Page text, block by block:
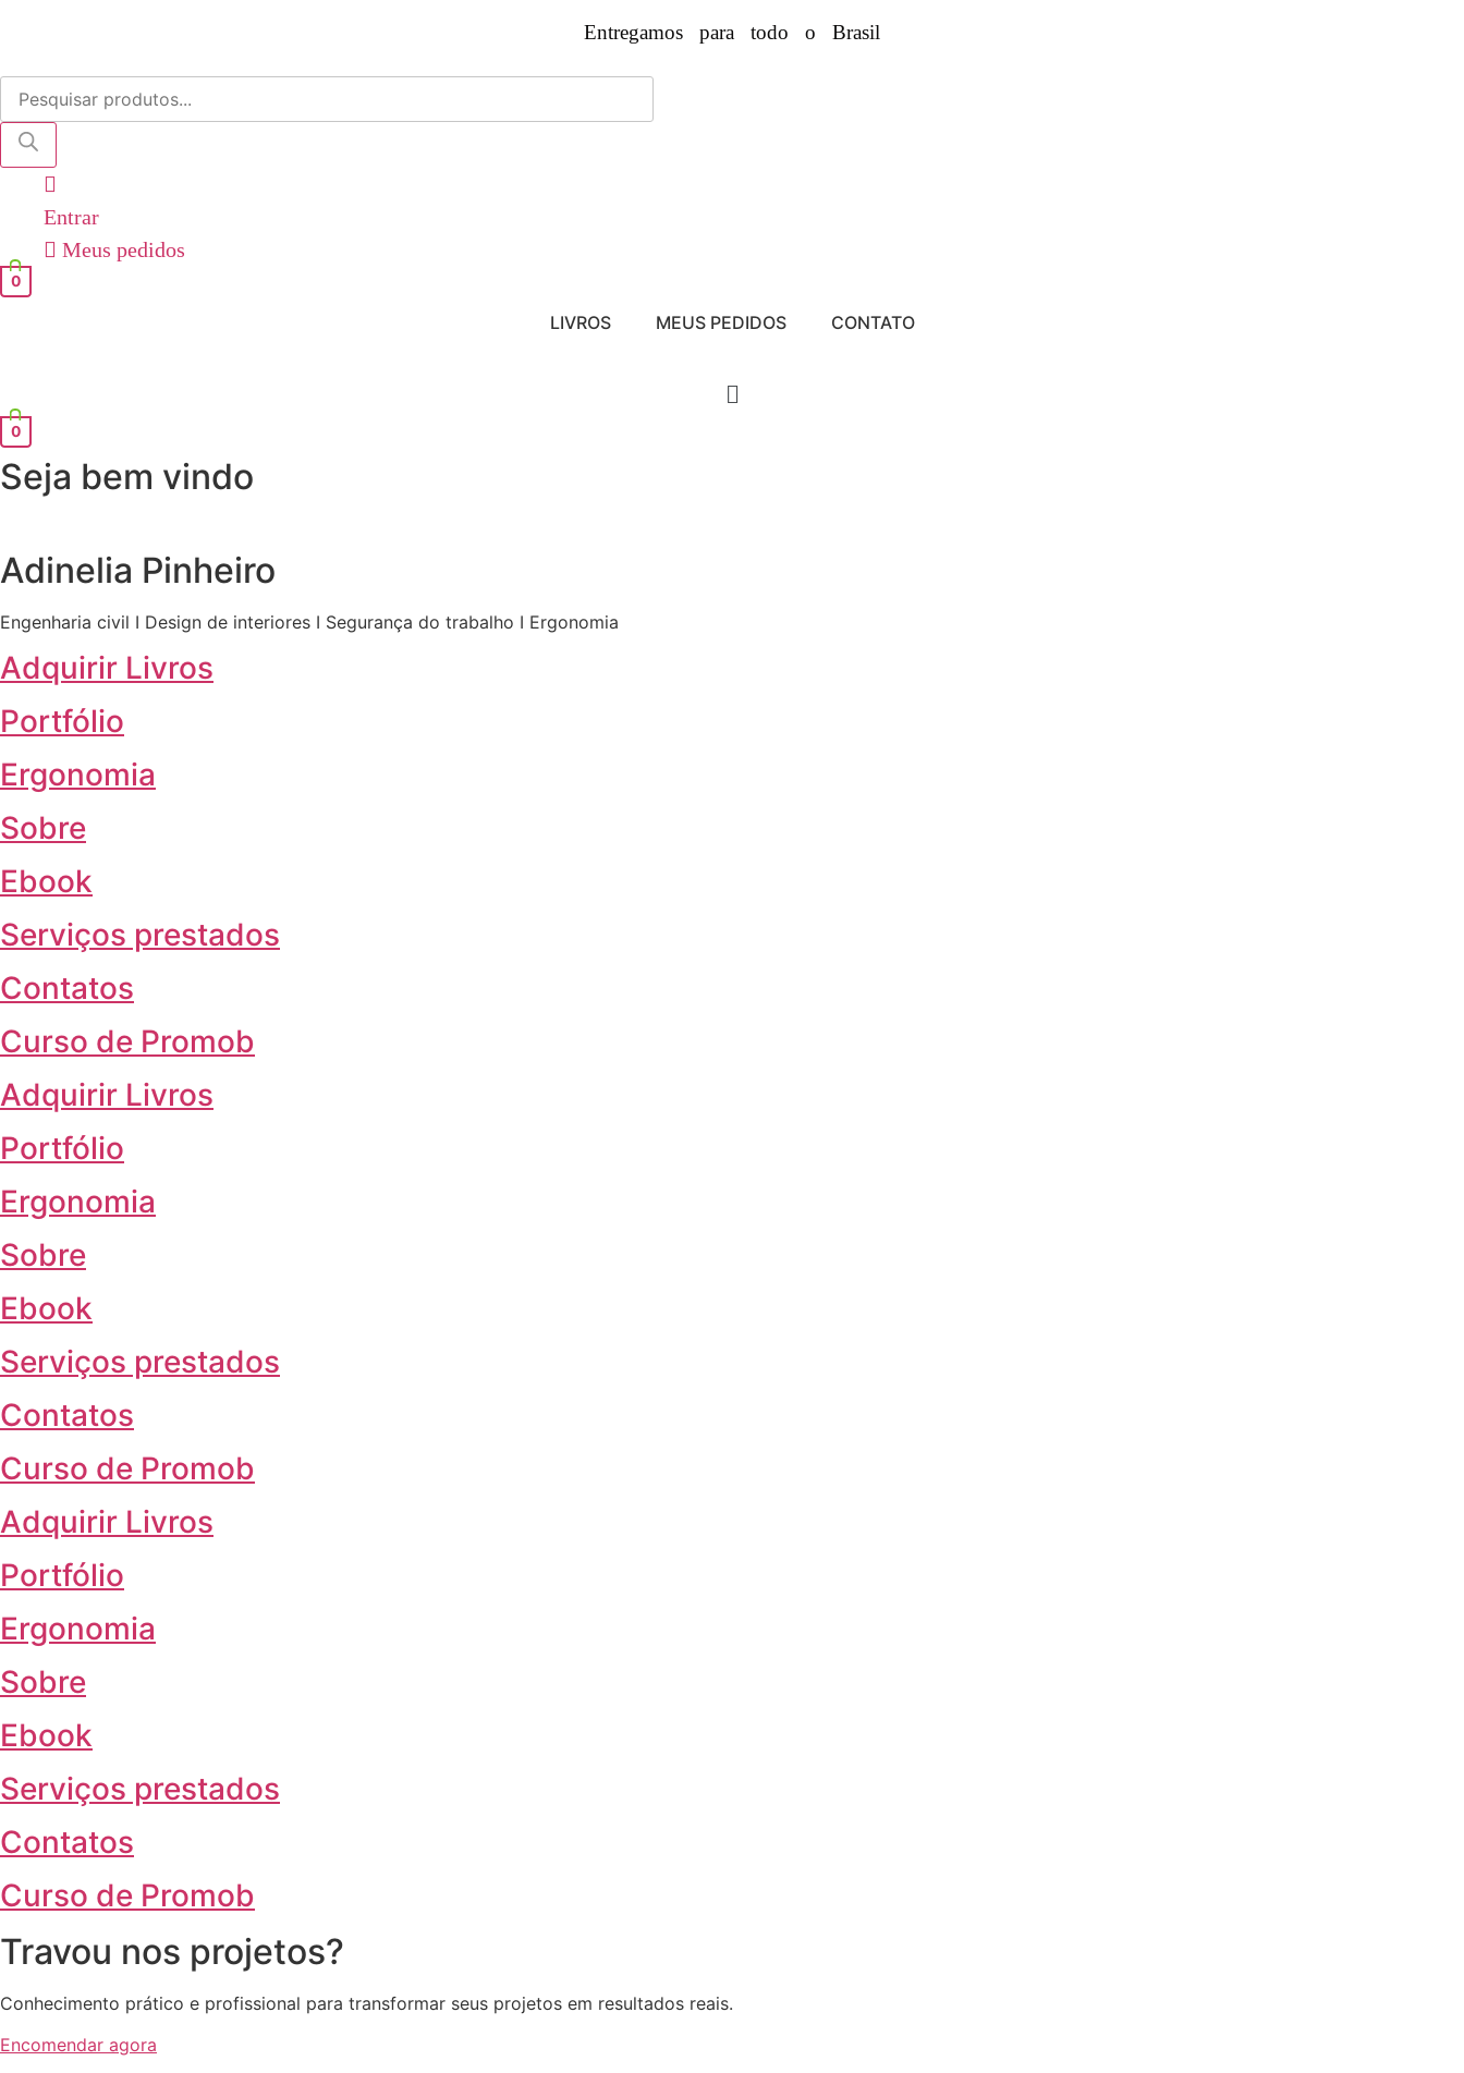
Entregamos para todo o Brasil
Pesquisar
produtos
Entrar
Meus pedidos
0
LIVROS MEUS PEDIDOS CONTATO
0
Seja bem vindo
Adinelia Pinheiro
Engenharia civil I Design de interiores I Segurança do trabalho I Ergonomia
Adquirir Livros
Portfólio
Ergonomia
Sobre
Ebook
Serviços prestados
Contatos
Curso de Promob
Adquirir Livros
Portfólio
Ergonomia
Sobre
Ebook
Serviços prestados
Contatos
Curso de Promob
Adquirir Livros
Portfólio
Ergonomia
Sobre
Ebook
Serviços prestados
Contatos
Curso de Promob
Travou nos projetos?
Conhecimento prático e profissional para transformar seus projetos em resultados reais.
Encomendar agora